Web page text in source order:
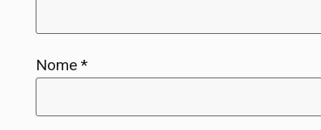
Nome*